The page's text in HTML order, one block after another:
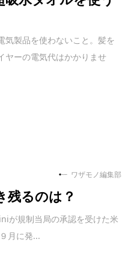
気製品を使わないこと。髪を
ヤーの電気代はかかりませ
ワザモノ編集部
残るのは？
が規制当局の承認を受けた米
月に発...